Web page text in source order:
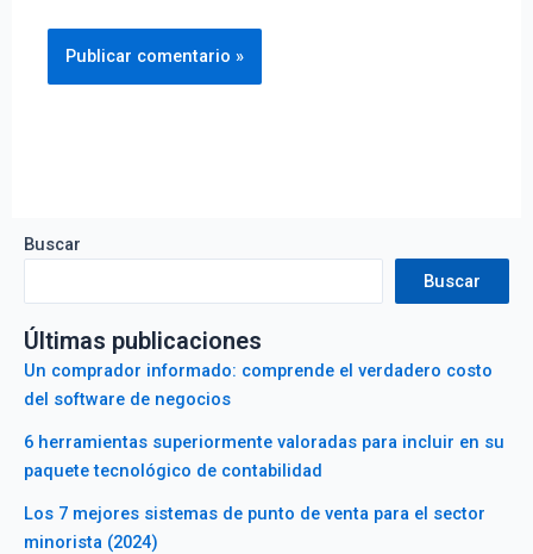
Buscar
Buscar
Últimas publicaciones
Un comprador informado: comprende el verdadero costo
del software de negocios
6 herramientas superiormente valoradas para incluir en su
paquete tecnológico de contabilidad
Los 7 mejores sistemas de punto de venta para el sector
minorista (2024)